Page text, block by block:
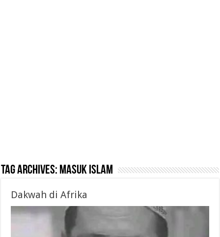
Tag Archives: Masuk islam
Dakwah di Afrika